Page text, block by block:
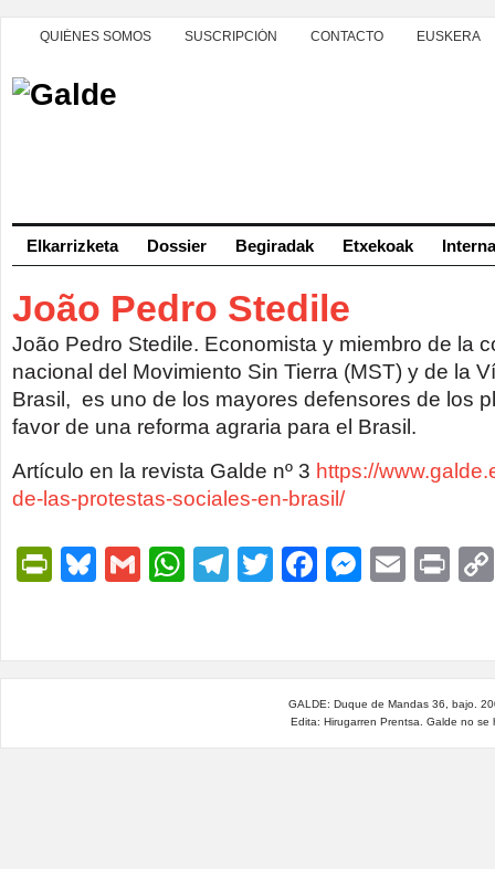
QUIÉNES SOMOS SUSCRIPCIÓN CONTACTO EUSKERA
Elkarrizketa Dossier Begiradak Etxekoak
João Pedro Stedile
João Pedro Stedile. Economista y miembro de la
nacional del Movimiento Sin Tierra (MST) y de la
Brasil, es uno de los mayores defensores de los
favor de una reforma agraria para el Brasil.
Artículo en la revista Galde nº 3 https://
de-las-protestas-sociales-en-brasil/
PrintFriendly
Bluesky
GmailWhatsApp
Telegram
TwitterFacebook
Email
GALDE: Duque de Mandas 36, bajo.
Edita: Hirugarren Prentsa. Galde no